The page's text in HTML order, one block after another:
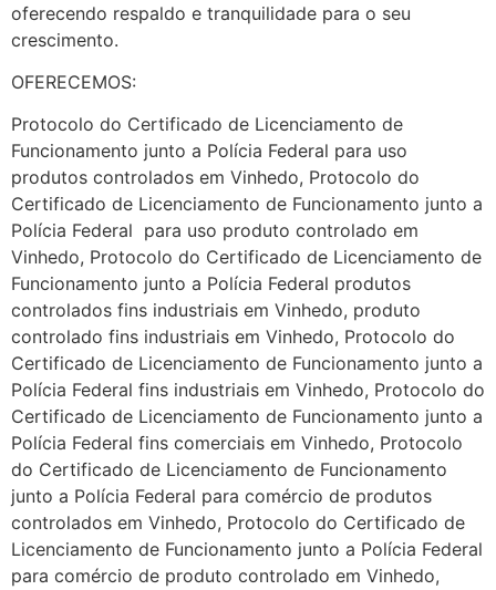
oferecendo respaldo e tranquilidade para o seu
crescimento.
OFERECEMOS:
Protocolo do Certificado de Licenciamento de
Funcionamento junto a Polícia Federal para uso
produtos controlados em Vinhedo, Protocolo do
Certificado de Licenciamento de Funcionamento junto a
Polícia Federal para uso produto controlado em
Vinhedo, Protocolo do Certificado de Licenciamento de
Funcionamento junto a Polícia Federal produtos
controlados fins industriais em Vinhedo, produto
controlado fins industriais em Vinhedo, Protocolo do
Certificado de Licenciamento de Funcionamento junto a
Polícia Federal fins industriais em Vinhedo, Protocolo do
Certificado de Licenciamento de Funcionamento junto a
Polícia Federal fins comerciais em Vinhedo, Protocolo
do Certificado de Licenciamento de Funcionamento
junto a Polícia Federal para comércio de produtos
controlados em Vinhedo, Protocolo do Certificado de
Licenciamento de Funcionamento junto a Polícia Federal
para comércio de produto controlado em Vinhedo,